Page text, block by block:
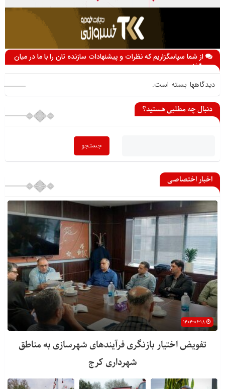
از شما سپاسگزاریم که نظرات و پیشنهادات سازنده تان را با ما در میان
می گذارید
دیدگاهها بسته است.
دنبال چه مطلبی هستید؟
اخبار اختصاصی
تفویض اختیار بازنگری فرآیندهای شهرسازی به مناطق
شهرداری کرج